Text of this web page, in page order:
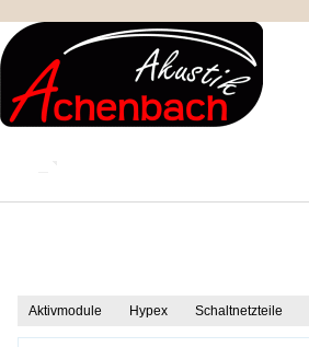
Aktivmodule Hypex Schaltnetzteile